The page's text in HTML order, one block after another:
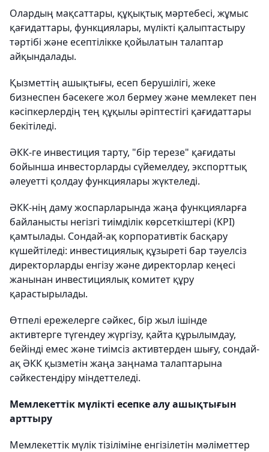
Олардың мақсаттары, құқықтық мәртебесі, жұмыс
қағидаттары, функциялары, мүлікті қалыптастыру
тәртібі және есептілікке қойылатын талаптар
айқындалады.
Қызметтің ашықтығы, есеп берушілігі, жеке
бизнеспен бәсекеге жол бермеу және мемлекет пен
кәсіпкерлердің тең құқылы әріптестігі қағидаттары
бекітіледі.
ӘКК-ге инвестиция тарту, "бір терезе" қағидаты
бойынша инвесторларды сүйемелдеу, экспорттық
әлеуетті қолдау функциялары жүктеледі.
ӘКК-нің даму жоспарларында жаңа функцияларға
байланысты негізгі тиімділік көрсеткіштері (KPI)
қамтылады. Сондай-ақ корпоративтік басқару
күшейтіледі: инвестициялық құзыреті бар тәуелсіз
директорларды енгізу және директорлар кеңесі
жанынан инвестициялық комитет құру
қарастырылады.
Өтпелі ережелерге сәйкес, бір жыл ішінде
активтерге түгендеу жүргізу, қайта құрылымдау,
бейінді емес және тиімсіз активтерден шығу, сондай-
ақ ӘКК қызметін жаңа заңнама талаптарына
сәйкестендіру міндеттеледі.
Мемлекеттік мүлікті есепке алу ашықтығын
арттыру
Мемлекеттік мүлік тізіліміне енгізілетін мәліметтер